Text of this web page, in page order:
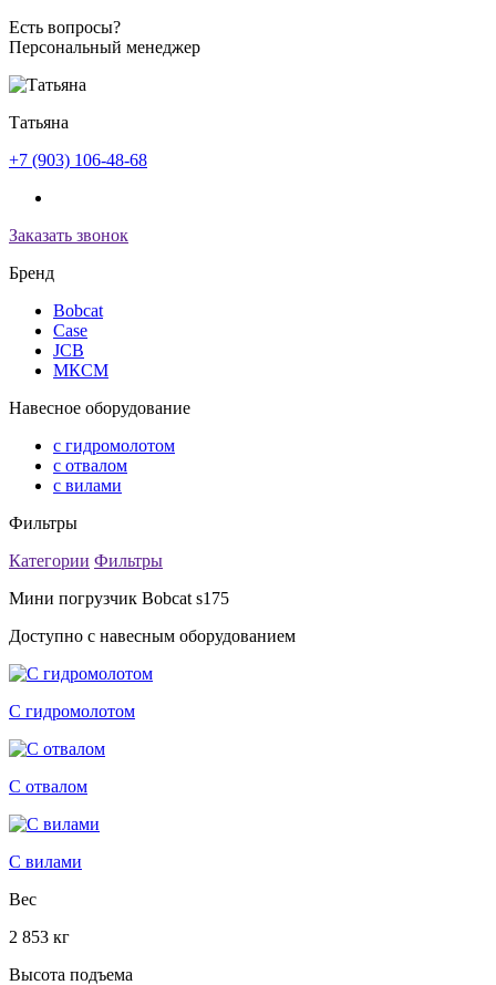
Есть вопросы?
Персональный менеджер
Татьяна
+7 (903) 106-48-68
Заказать звонок
Бренд
Bobcat
Case
JCB
МКСМ
Навесное оборудование
с гидромолотом
с отвалом
с вилами
Фильтры
Категории Фильтры
Мини погрузчик Bobcat s175
Доступно с навесным оборудованием
С гидромолотом
С отвалом
С вилами
Вес
2 853 кг
Высота подъема